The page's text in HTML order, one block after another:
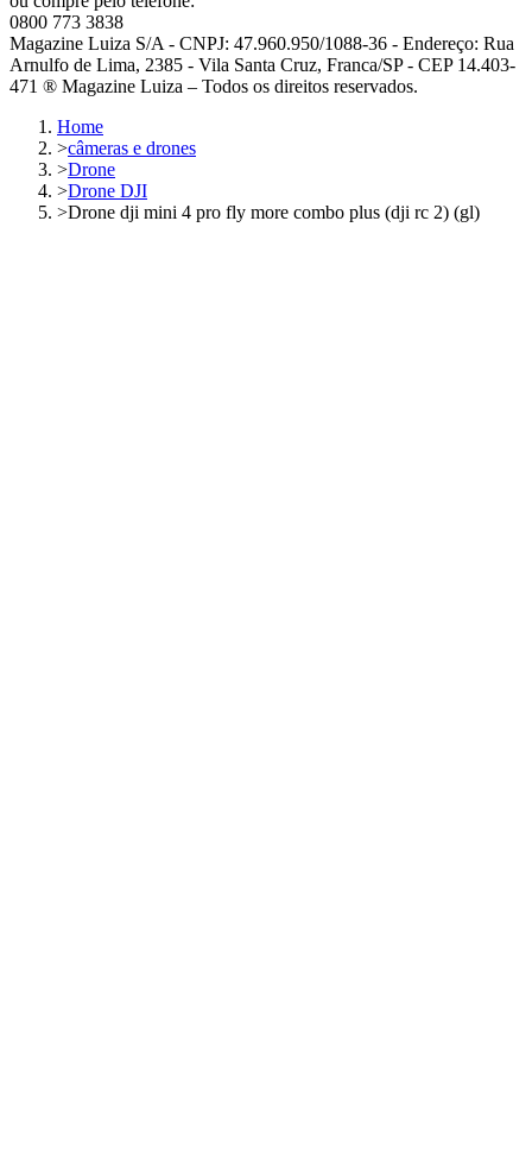
0800 773 3838
Magazine Luiza S/A - CNPJ: 47.960.950/1088-36 - Endereço: Rua
Arnulfo de Lima, 2385 - Vila Santa Cruz, Franca/SP - CEP 14.403-
471 ® Magazine Luiza – Todos os direitos reservados.
Home
>câmeras e drones
>Drone
>Drone DJI
>Drone dji mini 4 pro fly more combo plus (dji rc 2) (gl)